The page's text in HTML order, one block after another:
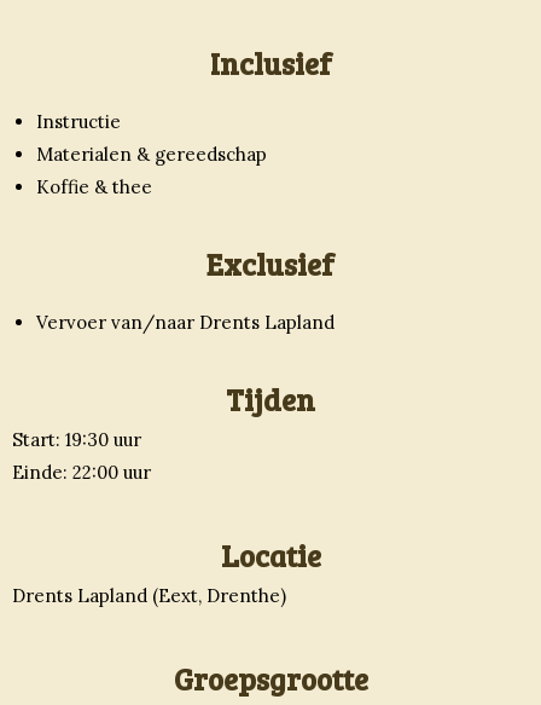
Inclusief
Instructie
Materialen & gereedschap
Koffie & thee
Exclusief
Vervoer van/naar Drents Lapland
Tijden
Start: 19:30 uur
Einde: 22:00 uur
Locatie
Drents Lapland (Eext, Drenthe)
Groepsgrootte